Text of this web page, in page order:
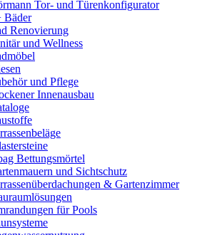
Tor- und Türenkonfigurator
Bäder
Renovierung
und Wellness
und Pflege
Innenausbau
Bettungsmörtel
und Sichtschutz
& Gartenzimmer
für Pools